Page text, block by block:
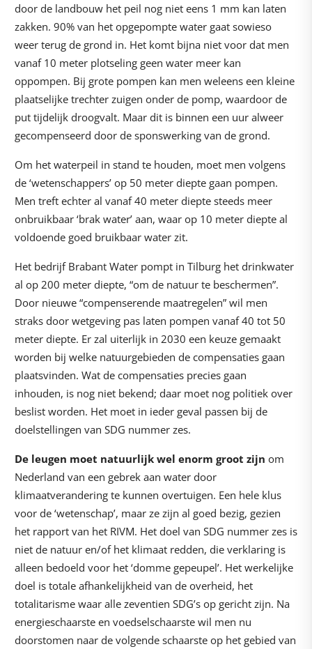
door de landbouw het peil nog niet eens 1 mm kan laten
zakken. 90% van het opgepompte water gaat sowieso
weer terug de grond in. Het komt bijna niet voor dat men
vanaf 10 meter plotseling geen water meer kan
oppompen. Bij grote pompen kan men weleens een kleine
plaatselijke trechter zuigen onder de pomp, waardoor de
put tijdelijk droogvalt. Maar dit is binnen een uur alweer
gecompenseerd door de sponswerking van de grond.
Om het waterpeil in stand te houden, moet men volgens
de ‘wetenschappers’ op 50 meter diepte gaan pompen.
Men treft echter al vanaf 40 meter diepte steeds meer
onbruikbaar ‘brak water’ aan, waar op 10 meter diepte al
voldoende goed bruikbaar water zit.
Het bedrijf Brabant Water pompt in Tilburg het drinkwater
al op 200 meter diepte, “om de natuur te beschermen”.
Door nieuwe “compenserende maatregelen” wil men
straks door wetgeving pas laten pompen vanaf 40 tot 50
meter diepte. Er zal uiterlijk in 2030 een keuze gemaakt
worden bij welke natuurgebieden de compensaties gaan
plaatsvinden. Wat de compensaties precies gaan
inhouden, is nog niet bekend; daar moet nog politiek over
beslist worden. Het moet in ieder geval passen bij de
doelstellingen van SDG nummer zes.
De leugen moet natuurlijk wel enorm groot zijn om
Nederland van een gebrek aan water door
klimaatverandering te kunnen overtuigen. Een hele klus
voor de ‘wetenschap’, maar ze zijn al goed bezig, gezien
het rapport van het RIVM. Het doel van SDG nummer zes is
niet de natuur en/of het klimaat redden, die verklaring is
alleen bedoeld voor het ‘domme gepeupel’. Het werkelijke
doel is totale afhankelijkheid van de overheid, het
totalitarisme waar alle zeventien SDG’s op gericht zijn. Na
energieschaarste en voedselschaarste wil men nu
doorstomen naar de volgende schaarste op het gebied van